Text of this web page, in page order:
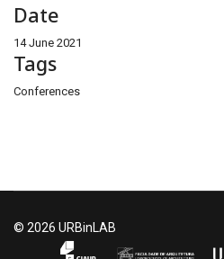
Date
14 June 2021
Tags
Conferences
© 2026 URBinLAB